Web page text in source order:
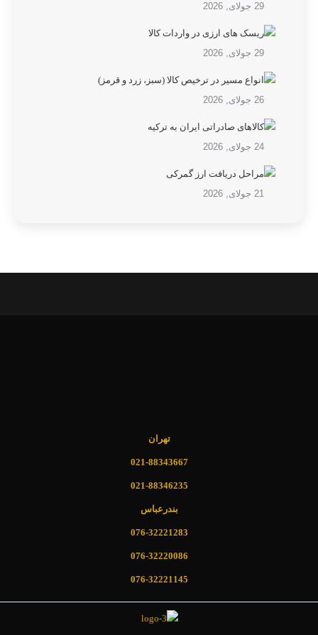
29 جولای, 2026
ریسک های ارزی در واردات کالا
29 جولای, 2026
انواع مسیر در ترخیص کالا (سبز، زرد و قرمز)
26 جولای, 2026
کالاهای صادراتی ایران به ترکیه
24 جولای, 2026
مراحل دریافت ارز گمرکی
21 جولای, 2026
تهران
021-88343667
021-88346235
بندرعباس
076-32221283
076-32220086
076-32221145